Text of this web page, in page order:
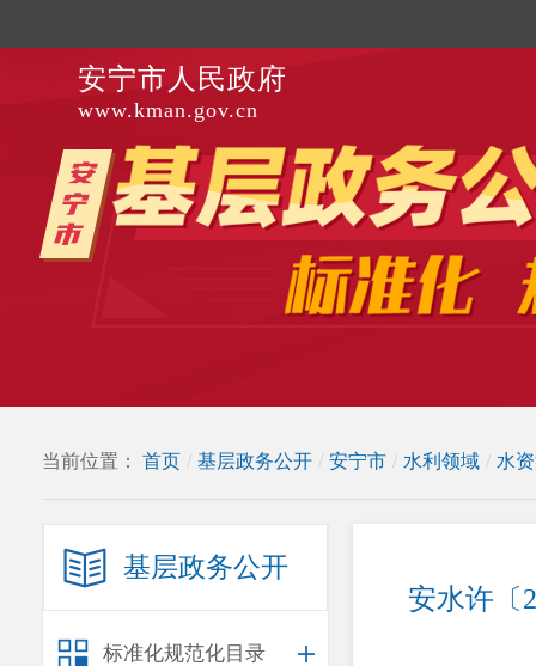
安宁市人民政府
www.kman.gov.cn
当前位置： 首页 / 基层政务公开 / 安宁市 / 水利领域 / 水
基层政务公开
标准化规范化目录
安水许〔